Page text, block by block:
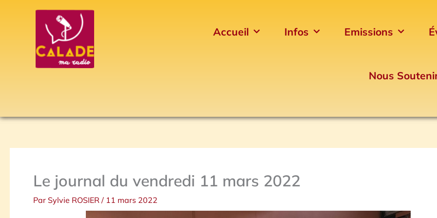
Accueil Infos Emissions
Nous
Le journal du vendredi 11 mars 2022
Par Sylvie ROSIER / 11 mars 2022